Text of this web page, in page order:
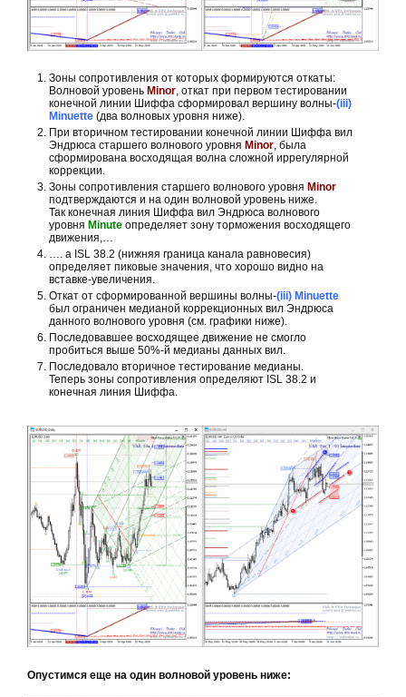
Зоны сопротивления от которых формируются откаты:
Волновой уровень Minor, откат при первом тестировании
конечной линии Шиффа сформировал вершину волны-(iii)
Minuette (два волновых уровня ниже).
При вторичном тестировании конечной линии Шиффа вил
Эндрюса старшего волнового уровня Minor, была
сформирована восходящая волна сложной иррегулярной
коррекции.
Зоны сопротивления старшего волнового уровня Minor
подтверждаются и на один волновой уровень ниже.
Так конечная линия Шиффа вил Эндрюса волнового
уровня Minute определяет зону торможения восходящего
движения,…
…. а ISL 38.2 (нижняя граница канала равновесия)
определяет пиковые значения, что хорошо видно на
вставке-увеличения.
Откат от сформированной вершины волны-(iii) Minuette
был ограничен медианой коррекционных вил Эндрюса
данного волнового уровня (см. графики ниже).
Последовавшее восходящее движение не смогло
пробиться выше 50%-й медианы данных вил.
Последовало вторичное тестирование медианы.
Теперь зоны сопротивления определяют ISL 38.2 и
конечная линия Шиффа.
Опустимся еще на один волновой уровень ниже: